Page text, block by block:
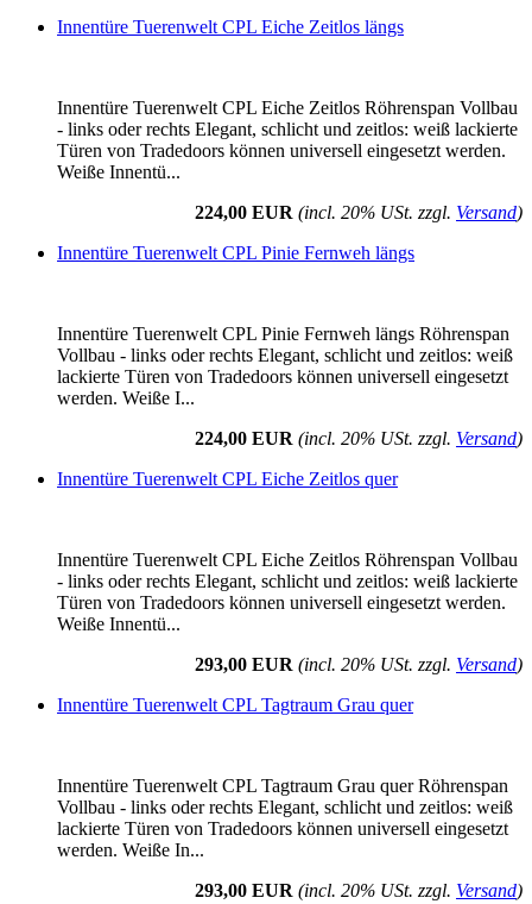
Innentüre Tuerenwelt CPL Eiche Zeitlos längs
Innentüre Tuerenwelt CPL Eiche Zeitlos Röhrenspan Vollbau
- links oder rechts Elegant, schlicht und zeitlos: weiß lackierte
Türen von Tradedoors können universell eingesetzt werden.
Weiße Innentü...
224,00 EUR (incl. 20% USt. zzgl. Versand)
Innentüre Tuerenwelt CPL Pinie Fernweh längs
Innentüre Tuerenwelt CPL Pinie Fernweh längs Röhrenspan
Vollbau - links oder rechts Elegant, schlicht und zeitlos: weiß
lackierte Türen von Tradedoors können universell eingesetzt
werden. Weiße I...
224,00 EUR (incl. 20% USt. zzgl. Versand)
Innentüre Tuerenwelt CPL Eiche Zeitlos quer
Innentüre Tuerenwelt CPL Eiche Zeitlos Röhrenspan Vollbau
- links oder rechts Elegant, schlicht und zeitlos: weiß lackierte
Türen von Tradedoors können universell eingesetzt werden.
Weiße Innentü...
293,00 EUR (incl. 20% USt. zzgl. Versand)
Innentüre Tuerenwelt CPL Tagtraum Grau quer
Innentüre Tuerenwelt CPL Tagtraum Grau quer Röhrenspan
Vollbau - links oder rechts Elegant, schlicht und zeitlos: weiß
lackierte Türen von Tradedoors können universell eingesetzt
werden. Weiße In...
293,00 EUR (incl. 20% USt. zzgl. Versand)